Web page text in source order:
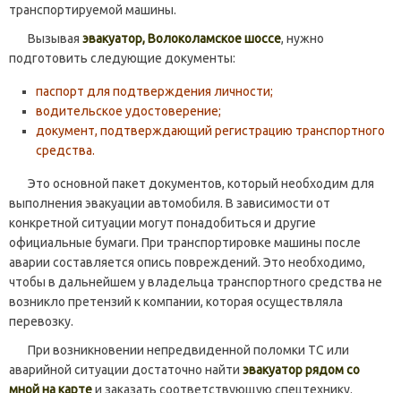
транспортируемой машины.
Вызывая эвакуатор, Волоколамское шоссе, нужно
подготовить следующие документы:
паспорт для подтверждения личности;
водительское удостоверение;
документ, подтверждающий регистрацию транспортного
средства.
Это основной пакет документов, который необходим для
выполнения эвакуации автомобиля. В зависимости от
конкретной ситуации могут понадобиться и другие
официальные бумаги. При транспортировке машины после
аварии составляется опись повреждений. Это необходимо,
чтобы в дальнейшем у владельца транспортного средства не
возникло претензий к компании, которая осуществляла
перевозку.
При возникновении непредвиденной поломки ТС или
аварийной ситуации достаточно найти эвакуатор рядом со
мной на картеи заказать соответствующую спецтехнику.